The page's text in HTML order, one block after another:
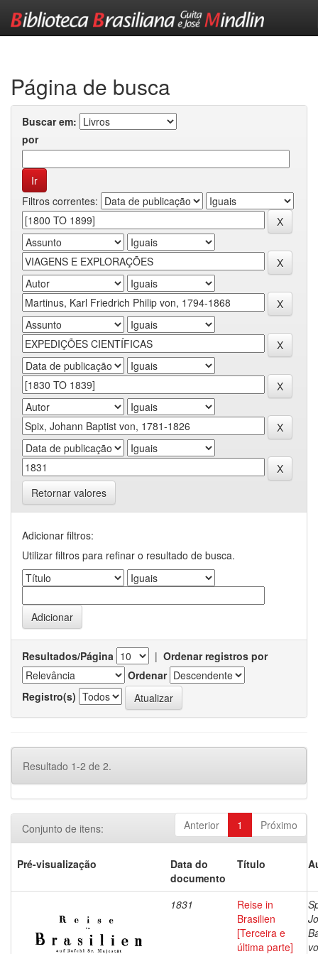
Página de busca
Buscar em:
por
Filtros correntes:
Retornar valores
Adicionar filtros:
Utilizar filtros para refinar o resultado de busca.
Resultados/Página | Ordenar registros por
Ordenar
Registro(s)
Resultado 1-2 de 2.
Anterior 1 Próximo
Conjunto de itens:
Pré-visualização
Data do
documento
Título
1831
Reise in
Brasilien
[Terceira e
última parte]